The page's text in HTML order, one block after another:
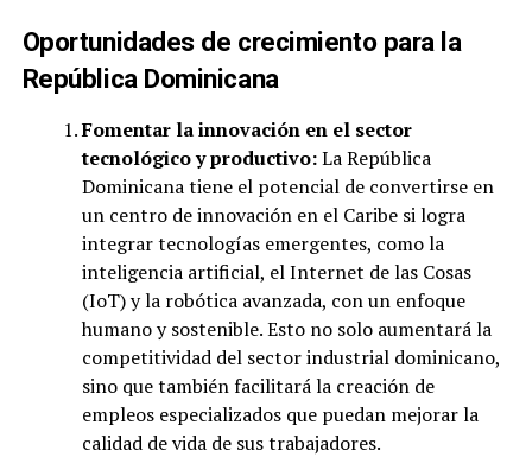
Oportunidades de crecimiento para la
República Dominicana
Fomentar la innovación en el sector
tecnológico y productivo:La República
Dominicana tiene el potencial de convertirse en
un centro de innovación en el Caribe si logra
integrar tecnologías emergentes, como la
inteligencia artificial, el Internet de las Cosas
(IoT) y la robótica avanzada, con un enfoque
humano y sostenible. Esto no solo aumentará la
competitividad del sector industrial dominicano,
sino que también facilitará la creación de
empleos especializados que puedan mejorar la
calidad de vida de sus trabajadores.